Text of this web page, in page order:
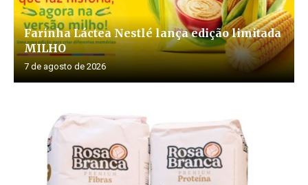
Farinha Láctea Nestlé lança edição limitada
MILHO
7 de agosto de 2026